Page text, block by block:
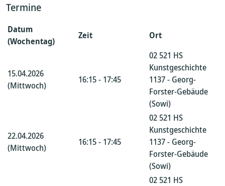
Termine
Datum
(Wochentag)
Zeit Ort
15.04.2026
(Mittwoch)
16:15 - 17:45
02 521 HS
Kunstgeschichte
1137 - Georg-
Forster-Gebäude
(Sowi)
22.04.2026
(Mittwoch)
16:15 - 17:45
02 521 HS
Kunstgeschichte
1137 - Georg-
Forster-Gebäude
(Sowi)
02 521 HS